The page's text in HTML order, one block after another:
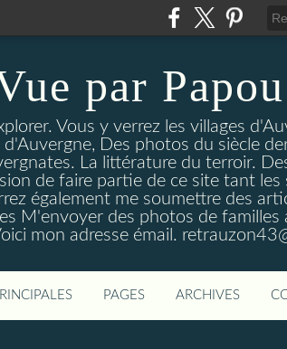
par
Vous y verrez les villages
Des photos du siècle
La littérature du terroir.
de faire partie de ce site tant
également me soumettre des
M'envoyer des photos de familles
mon adresse émail.
PAGES ARCHIVES